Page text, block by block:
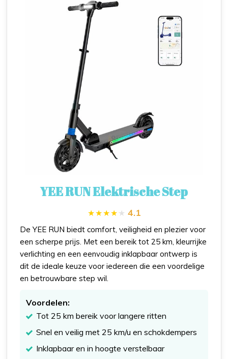
YEE RUN Elektrische Step
4.1
De YEE RUN biedt comfort, veiligheid en plezier voor
een scherpe prijs. Met een bereik tot 25 km, kleurrijke
verlichting en een eenvoudig inklapbaar ontwerp is
dit de ideale keuze voor iedereen die een voordelige
en betrouwbare step wil.
Voordelen:
Tot 25 km bereik voor langere ritten
Snel en veilig met 25 km/u en schokdempers
Inklapbaar en in hoogte verstelbaar